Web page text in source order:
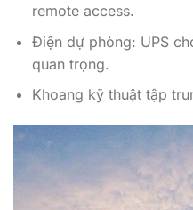
remote access.
Điện dự phòng: UPS
quan trọng.
Khoang kỹ thuật tập